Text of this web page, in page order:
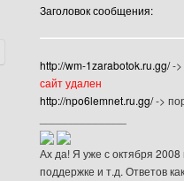
профиль
Заголовок сообщения:
http://wm-1zarabotok.ru.gg/->
сайт удален
http://npo6lemnet.ru.gg/->
Ах да! Я уже с октября
поддержке и т.д. Ответов